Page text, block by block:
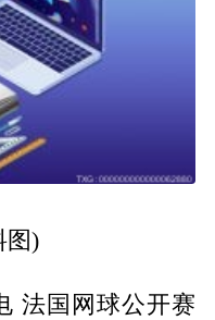
图)
法国网球公开赛